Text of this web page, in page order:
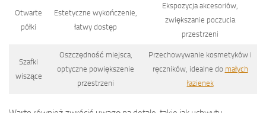
Otwarte
półki
Estetyczne wykończenie,
łatwy dostęp
Ekspozycja akcesoriów,
zwiększanie poczucia
przestrzeni
Szafki
wiszące
Oszczędność miejsca,
optyczne powiększenie
przestrzeni
Przechowywanie kosmetyków i
ręczników, idealne do małych
łazienek